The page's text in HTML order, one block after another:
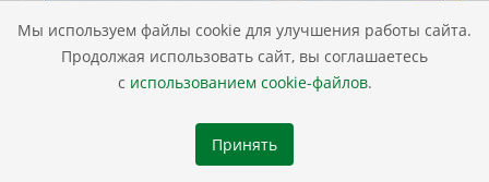
Мы используем файлы cookie для улучшения работы сайта.
Продолжая использовать сайт, вы соглашаетесь
с использованием cookie-файлов.
Принять